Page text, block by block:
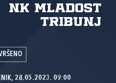
NK Mladost
Tribunj
28.05.2023. 09:00